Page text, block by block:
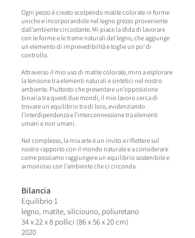
Ogni pezzo è creato scolpendo matite colorate in forme
uniche e incorporandole nel legno grezzo proveniente
dall'ambiente circostante. Mi piace la sfida di lavorare
con le forme e le trame naturali del legno, che aggiunge
un elemento di imprevedibilità e toglie un po' di
controllo.
Attraverso il mio uso di matite colorate, miro a esplorare
la tensione tra elementi naturali e sintetici nel nostro
ambiente. Piuttosto che presentare un'opposizione
binaria tra questi due mondi, il mio lavoro cerca di
trovare un equilibrio tra di loro, evidenziando
l'interdipendenza e l'interconnessione tra elementi
umani e non umani.
Nel complesso, la mia arte è un invito a riflettere sul
nostro rapporto con il mondo naturale e a considerare
come possiamo raggiungere un equilibrio sostenibile e
armonioso con l'ambiente che ci circonda.
Bilancia
Equilibrio 1
legno, matite, siliciouno, poliuretano
34 x 22 x 8 pollici (86 x 56 x 20 cm)
2020